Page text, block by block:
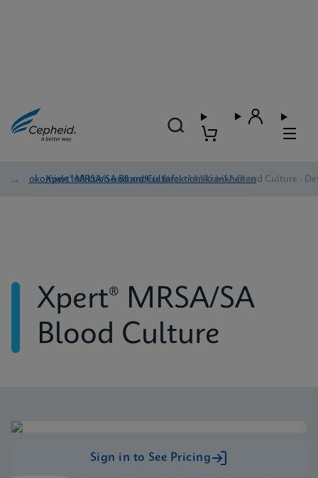
Nosokomiale Infektion und andere Infektionskrankheiten
/ Xpert® MRSA/SA Blood Culture
/ Xpert® MRSA/SA Blood Culture -
Xpert® MRSA/SA
Blood Culture
Sign in to See Pricing